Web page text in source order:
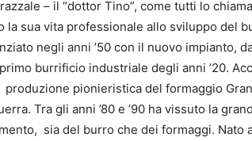
– il “dottor Tino”, come tutti lo
la sua vita professionale allo sviluppo del
negli anni ’50 con il nuovo impianto,
burrificio industriale degli anni ’20.
pionieristica del formaggio
Tra gli anni ’80 e ’90 ha vissuto la
sia del burro che dei formaggi. Nato